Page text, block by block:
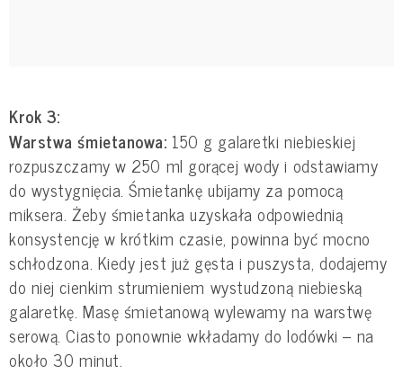
Krok 3:
Warstwa śmietanowa: 150 g galaretki niebieskiej
rozpuszczamy w 250 ml gorącej wody i odstawiamy
do wystygnięcia. Śmietankę ubijamy za pomocą
miksera. Żeby śmietanka uzyskała odpowiednią
konsystencję w krótkim czasie, powinna być mocno
schłodzona. Kiedy jest już gęsta i puszysta, dodajemy
do niej cienkim strumieniem wystudzoną niebieską
galaretkę. Masę śmietanową wylewamy na warstwę
serową. Ciasto ponownie wkładamy do lodówki – na
około 30 minut.